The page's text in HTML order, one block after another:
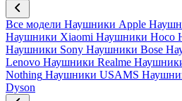
Все модели Наушники Apple
Наушники Xiaomi Наушники Hoco
Наушники Sony Наушники Bose
Lenovo Наушники Realme
Nothing Наушники USAMS
Dyson